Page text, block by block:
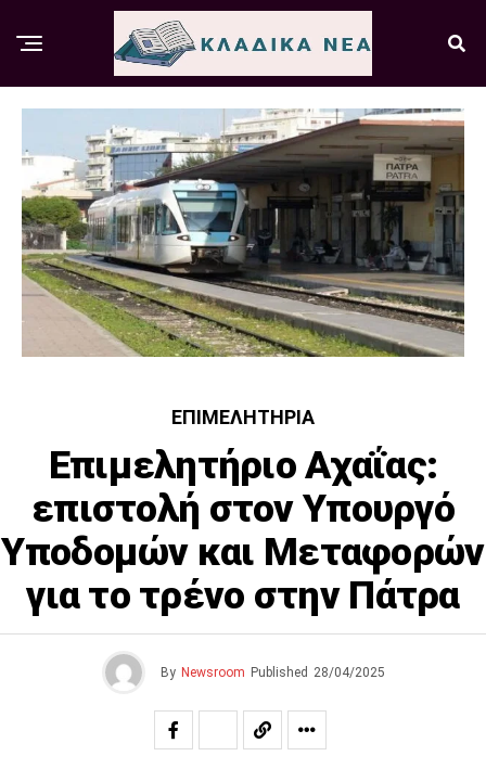
ΕΠΙΜΕΛΗΤΉΡΙΑ
Επιμελητήριο Αχαΐας:
επιστολή στον Υπουργό
Υποδομών και Μεταφορών
για το τρένο στην Πάτρα
By Newsroom Published 28/04/2025